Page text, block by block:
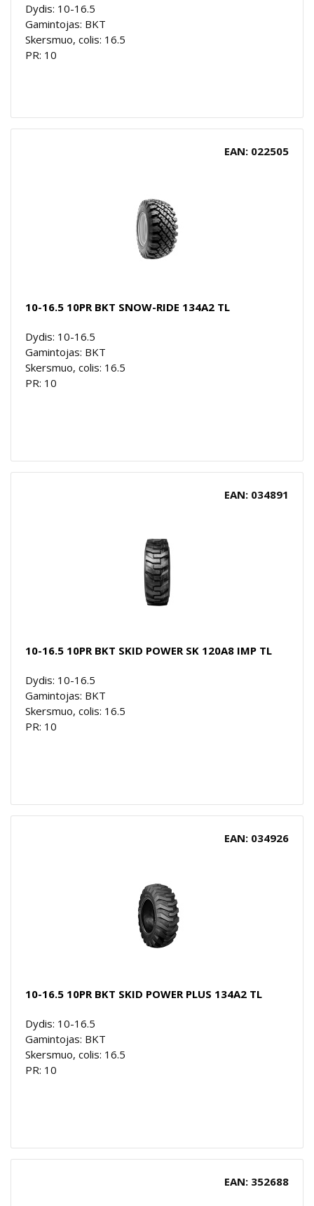
Dydis: 10-16.5
Gamintojas: BKT
Skersmuo, colis: 16.5
PR: 10
EAN: 022505
10-16.5 10PR BKT SNOW-RIDE 134A2 TL
Dydis: 10-16.5
Gamintojas: BKT
Skersmuo, colis: 16.5
PR: 10
EAN: 034891
10-16.5 10PR BKT SKID POWER SK 120A8 IMP TL
Dydis: 10-16.5
Gamintojas: BKT
Skersmuo, colis: 16.5
PR: 10
EAN: 034926
10-16.5 10PR BKT SKID POWER PLUS 134A2 TL
Dydis: 10-16.5
Gamintojas: BKT
Skersmuo, colis: 16.5
PR: 10
EAN: 352688